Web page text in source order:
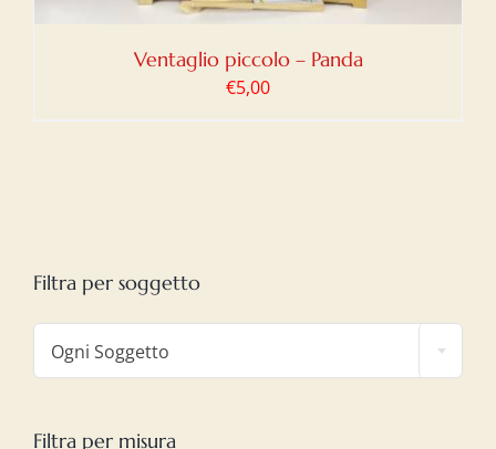
Ventaglio piccolo – Panda
€5,00
Filtra per soggetto
Ogni Soggetto
Filtra per misura